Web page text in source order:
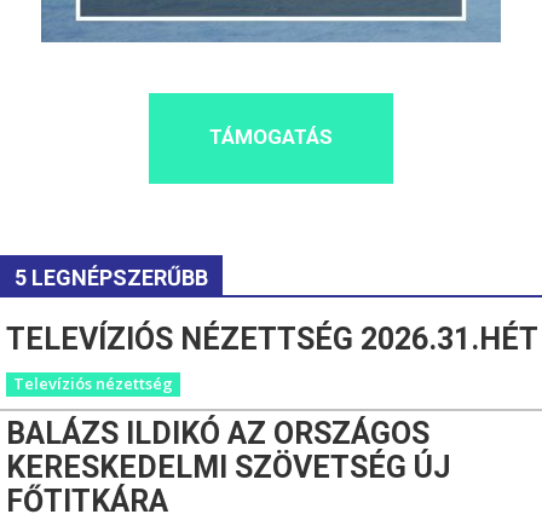
TÁMOGATÁS
5 LEGNÉPSZERŰBB
TELEVÍZIÓS NÉZETTSÉG 2026.31.HÉT
Televíziós nézettség
BALÁZS ILDIKÓ AZ ORSZÁGOS
KERESKEDELMI SZÖVETSÉG ÚJ
FŐTITKÁRA